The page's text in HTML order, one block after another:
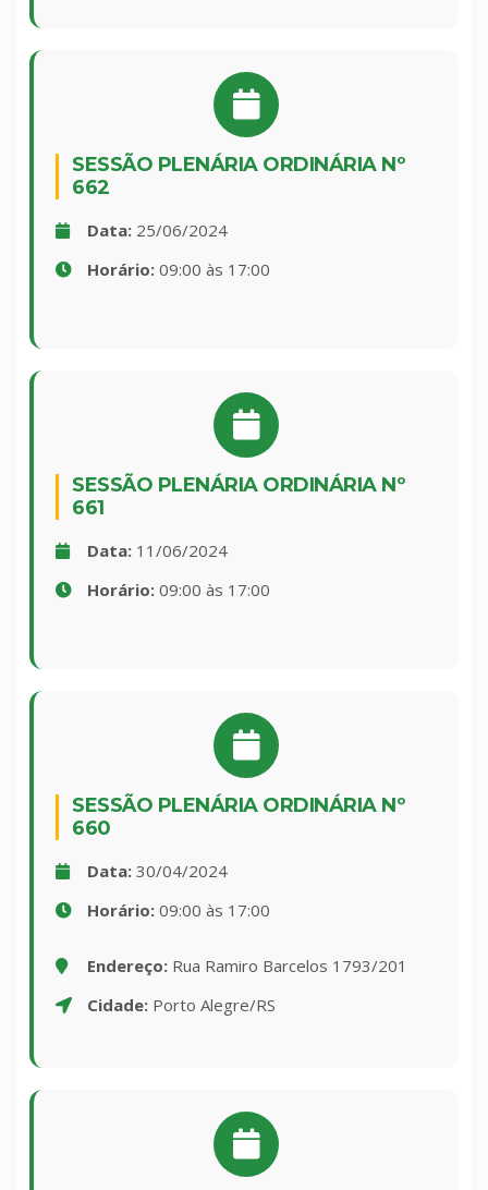
SESSÃO PLENÁRIA ORDINÁRIA Nº
662
Data: 25/06/2024
Horário: 09:00 às 17:00
SESSÃO PLENÁRIA ORDINÁRIA Nº
661
Data: 11/06/2024
Horário: 09:00 às 17:00
SESSÃO PLENÁRIA ORDINÁRIA Nº
660
Data: 30/04/2024
Horário: 09:00 às 17:00
Endereço: Rua Ramiro Barcelos 1793/201
Cidade: Porto Alegre/RS